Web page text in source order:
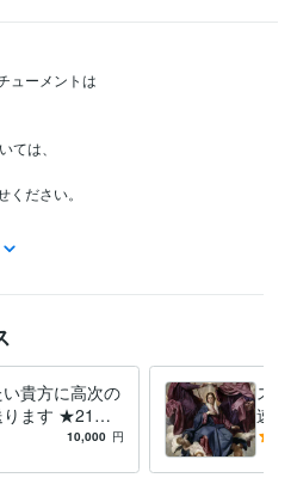
ューメントは
ては、
ださい。
が入り混じっており、
元の根源宇宙の計画に基づいて行わ
。集客や経済的利益は一切追い求め
価が良かろうと悪かろうとどちらでも
貴方に高次の
ります ★21日
隔ヒーリング★
10,000 円
スピ
速し
＊ア